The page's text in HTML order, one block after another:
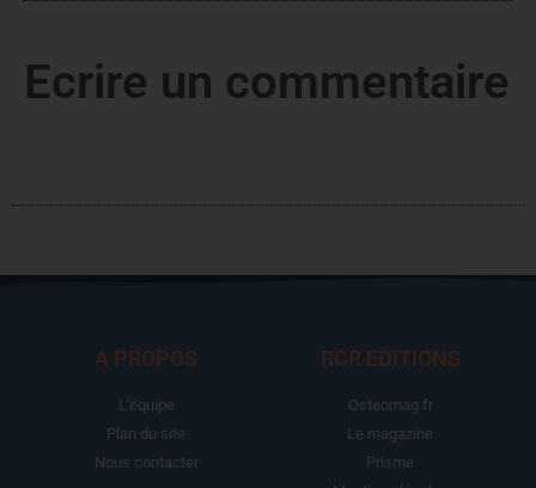
Ecrire un commentaire
A PROPOS
L'équipe
Plan du site
Nous contacter
RCR EDITIONS
Osteomag.fr
Le magazine
Prisme